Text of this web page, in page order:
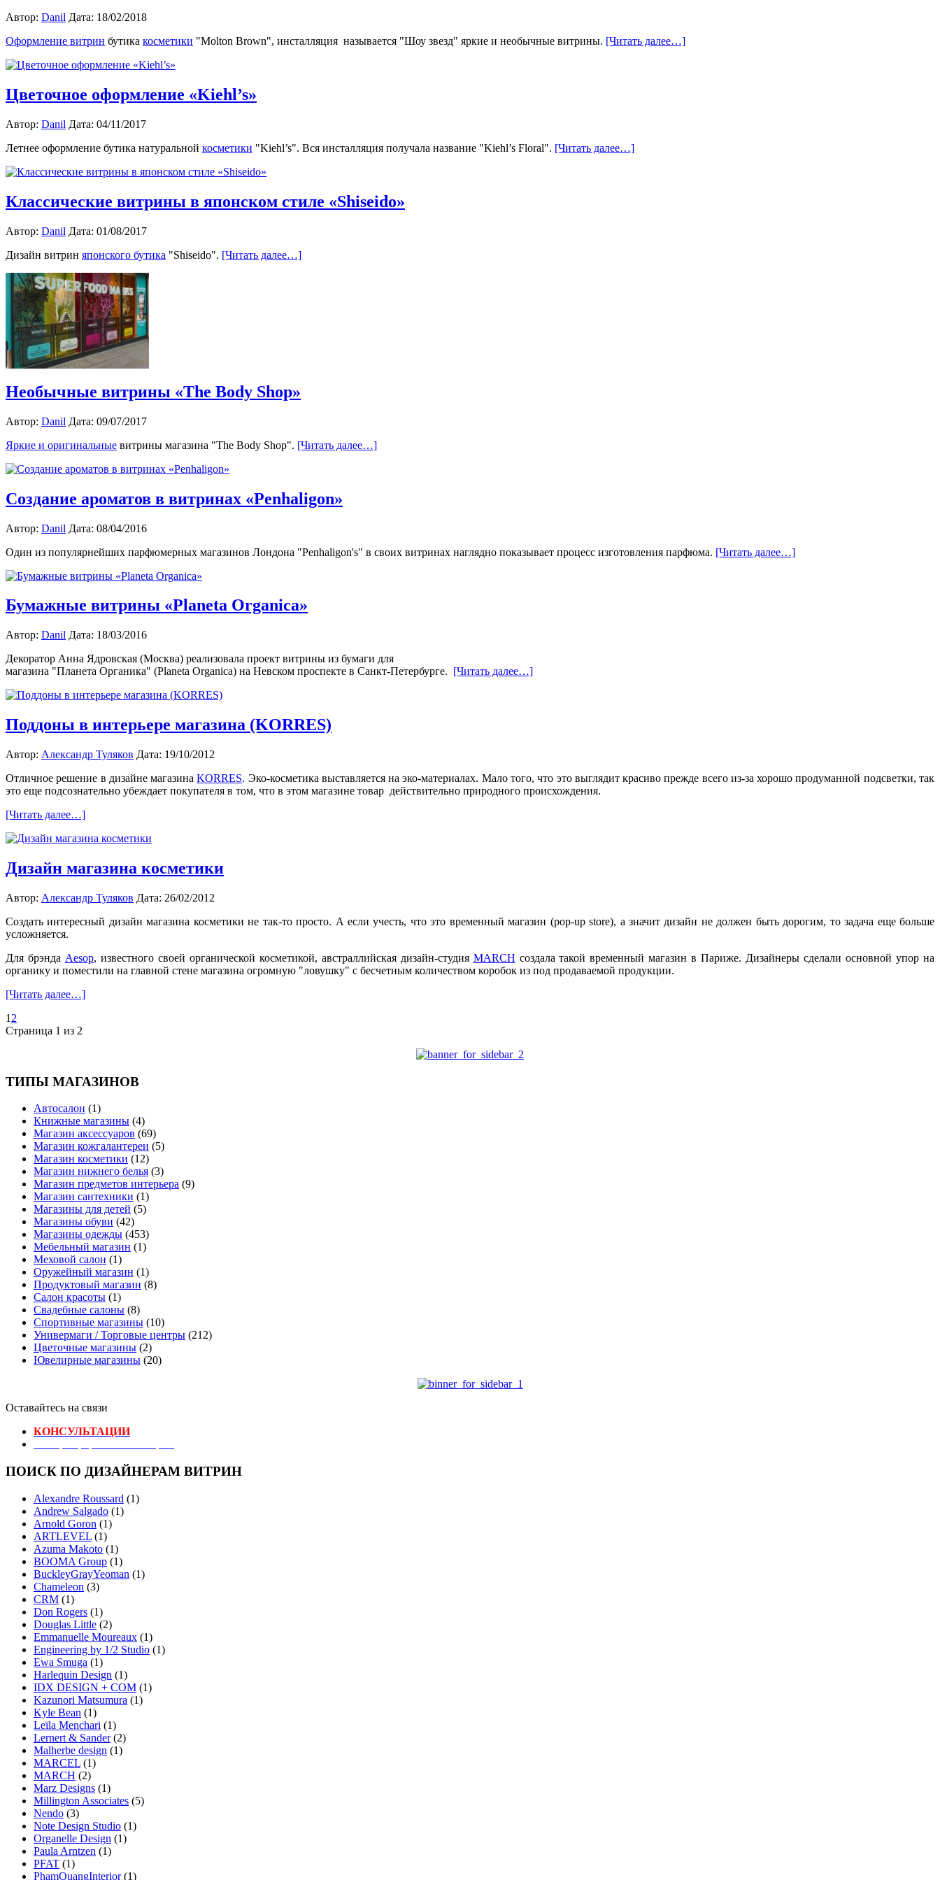
Автор: Danil Дата: 18/02/2018
Оформление витрин бутика косметики "Molton Brown", инсталляция называется "Шоу звезд" яркие и необычные витрины. [Читать далее…]
Цветочное оформление «Kiehl’s»
Автор: Danil Дата: 04/11/2017
Летнее оформление бутика натуральной косметики "Kiehl’s". Вся инсталляция получала название "Kiehl’s Floral". [Читать далее…]
Классические витрины в японском стиле «Shiseido»
Автор: Danil Дата: 01/08/2017
Дизайн витрин японского бутика "Shiseido". [Читать далее…]
Необычные витрины «The Body Shop»
Автор: Danil Дата: 09/07/2017
Яркие и оригинальные витрины магазина "The Body Shop". [Читать далее…]
Создание ароматов в витринах «Penhaligon»
Автор: Danil Дата: 08/04/2016
Один из популярнейших парфюмерных магазинов Лондона "Penhaligon's" в своих витринах наглядно показывает процесс изготовления парфюма. [Читать далее…]
Бумажные витрины «Planeta Organica»
Автор: Danil Дата: 18/03/2016
Декоратор Анна Ядровская (Москва) реализовала проект витрины из бумаги для
магазина "Планета Органика" (Planeta Organica) на Невском проспекте в Санкт-Петербурге. [Читать далее…]
Поддоны в интерьере магазина (KORRES)
Автор: Александр Туляков Дата: 19/10/2012
Отличное решение в дизайне магазинаKORRES. Эко-косметика выставляется на эко-материалах. Мало того, что это выглядит красиво прежде всего из-за хорошо продуманной подсветки, так
это еще подсознательно убеждает покупателя в том, что в этом магазине товар действительно природного происхождения.
[Читать далее…]
Дизайн магазина косметики
Автор: Александр Туляков Дата: 26/02/2012
Создать интересный дизайн магазина косметики не так-то просто. А если учесть, что это временный магазин (pop-up store), а значит дизайн не должен быть дорогим, то задача еще больше
усложняется.
Для брэнда Aesop, известного своей органической косметикой, австраллийская дизайн-студия MARCH создала такой временный магазин в Париже. Дизайнеры сделали основной упор на
органику и поместили на главной стене магазина огромную "ловушку" с бесчетным количеством коробок из под продаваемой продукции.
[Читать далее…]
1 2
Страница 1 из 2
ТИПЫ МАГАЗИНОВ
Автосалон (1)
Книжные магазины (4)
Магазин аксессуаров (69)
Магазин кожгалантереи (5)
Магазин косметики (12)
Магазин нижнего белья (3)
Магазин предметов интерьера (9)
Магазин сантехники (1)
Магазины для детей (5)
Магазины обуви (42)
Магазины одежды (453)
Мебельный магазин (1)
Меховой салон (1)
Оружейный магазин (1)
Продуктовый магазин (8)
Салон красоты (1)
Свадебные салоны (8)
Спортивные магазины (10)
Универмаги / Торговые центры (212)
Цветочные магазины (2)
Ювелирные магазины (20)
Оставайтесь на связи
КОНСУЛЬТАЦИИ
ПОИСК ПО ДИЗАЙНЕРАМ ВИТРИН
Alexandre Roussard (1)
Andrew Salgado (1)
Arnold Goron (1)
ARTLEVEL (1)
Azuma Makoto (1)
BOOMA Group (1)
BuckleyGrayYeoman (1)
Chameleon (3)
CRM (1)
Don Rogers (1)
Douglas Little (2)
Emmanuelle Moureaux (1)
Engineering by 1/2 Studio (1)
Ewa Smuga (1)
Harlequin Design (1)
IDX DESIGN + COM (1)
Kazunori Matsumura (1)
Kyle Bean (1)
Leïla Menchari (1)
Lernert & Sander(2)
Malherbe design (1)
MARCEL (1)
MARCH (2)
Marz Designs (1)
Millington Associates (5)
Nendo (3)
Note Design Studio (1)
Organelle Design (1)
Paula Arntzen (1)
PFAT (1)
PhamQuangInterior(1)